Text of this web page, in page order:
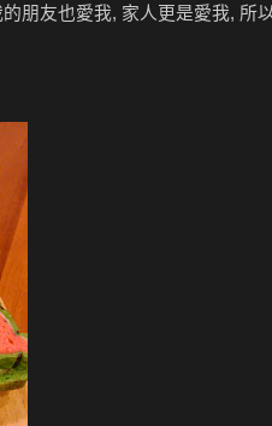
朋友也愛我, 家人更是愛我, 所